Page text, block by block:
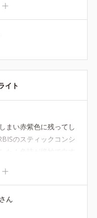
イト
まい赤紫色に残ってし
のスティックコンシ
ん